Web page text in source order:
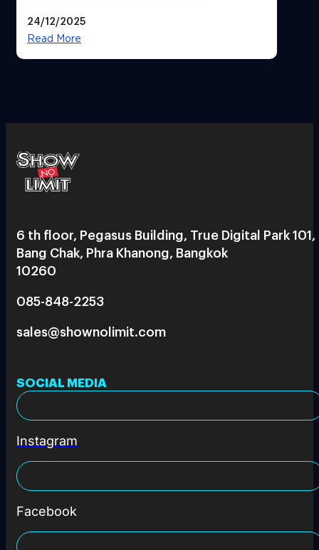
24/12/2025
Read More
6 th floor, Pegasus Building, True Digital Park 101,
Bang Chak, Phra Khanong, Bangkok
10260
085-848-2253
sales@shownolimit.com
SOCIAL MEDIA
Instagram
Facebook